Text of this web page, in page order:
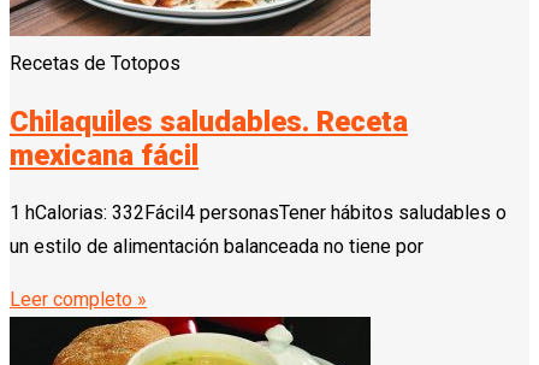
Recetas de Totopos
Chilaquiles saludables. Receta
mexicana fácil
1 hCalorias: 332Fácil4 personasTener hábitos saludables o
un estilo de alimentación balanceada no tiene por
Leer completo »